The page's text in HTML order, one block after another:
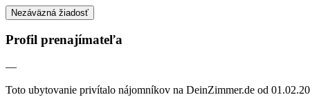
Nezáväzná žiadosť
Profil prenajímateľa
—
Toto ubytovanie privítalo nájomníkov na DeinZimmer.de od